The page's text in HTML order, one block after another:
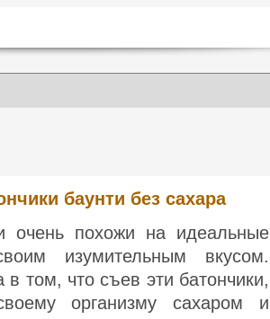
баунти без сахара
очень похожи на идеальные
изумительным вкусом.
в том, что съев эти батончики,
организму сахаром и